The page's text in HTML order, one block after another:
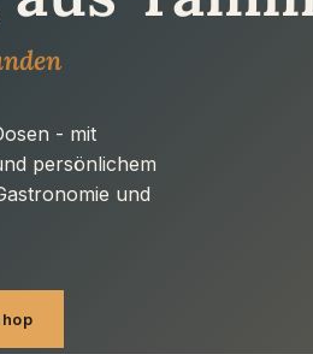
- mit
persönlichem
und